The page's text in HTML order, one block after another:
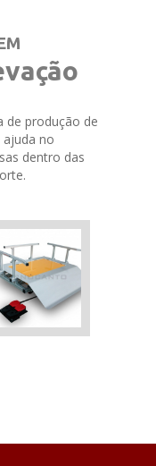
de produção de
no
dentro das